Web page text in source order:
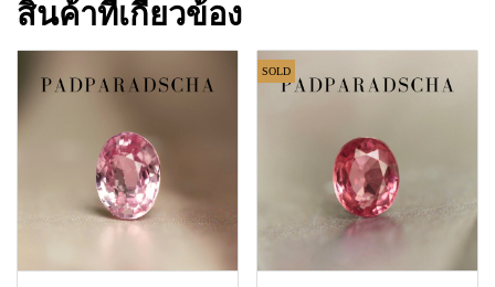
สินค้าที่เกี่ยวข้อง
SOLD